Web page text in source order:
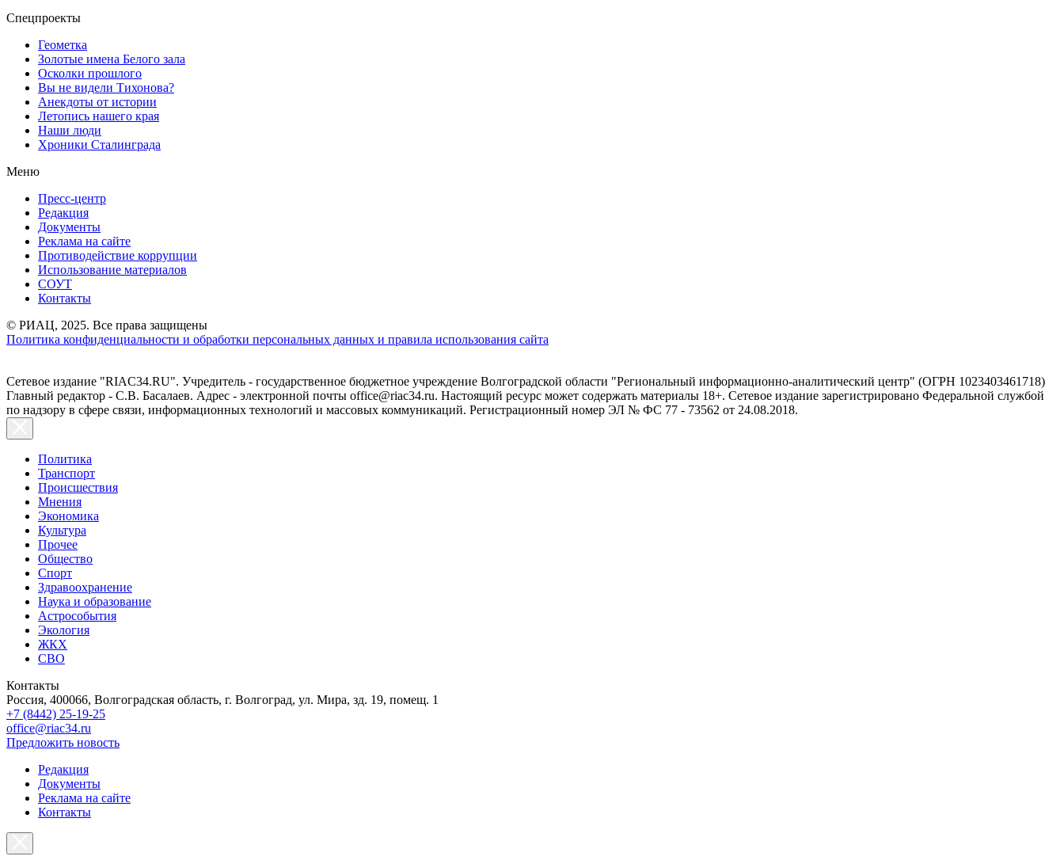
Спецпроекты
Геометка
Золотые имена Белого зала
Осколки прошлого
Вы не видели Тихонова?
Анекдоты от истории
Летопись нашего края
Наши люди
Хроники Сталинграда
Меню
Пресс-центр
Редакция
Документы
Реклама на сайте
Противодействие коррупции
Использование материалов
СОУТ
Контакты
© РИАЦ, 2025. Все права защищены
Политика конфиденциальности и обработки персональных данных и правила использования сайта
Сетевое издание "RIAC34.RU". Учредитель - государственное бюджетное учреждение Волгоградской области "Региональный информационно-аналитический центр" (ОГРН 1023403461718)
Главный редактор - С.В. Басалаев. Адрес - электронной почты office@riac34.ru. Настоящий ресурс может содержать материалы 18+. Сетевое издание зарегистрировано Федеральной службой
по надзору в сфере связи, информационных технологий и массовых коммуникаций. Регистрационный номер ЭЛ № ФС 77 - 73562 от 24.08.2018.
Политика
Транспорт
Происшествия
Мнения
Экономика
Культура
Прочее
Общество
Спорт
Здравоохранение
Наука и образование
Астрособытия
Экология
ЖКХ
СВО
Контакты
Россия, 400066, Волгоградская область, г. Волгоград, ул. Мира, зд. 19, помещ. 1
+7 (8442) 25-19-25
office@riac34.ru
Предложить новость
Редакция
Документы
Реклама на сайте
Контакты